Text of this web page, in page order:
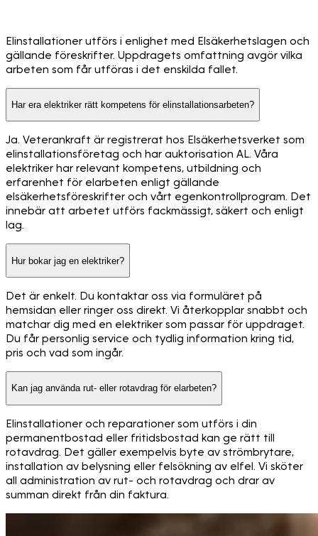
Elinstallationer utförs i enlighet med Elsäkerhetslagen och
gällande föreskrifter. Uppdragets omfattning avgör vilka
arbeten som får utföras i det enskilda fallet.
Har era elektriker rätt kompetens för elinstallationsarbeten?
Ja. Veterankraft är registrerat hos Elsäkerhetsverket som
elinstallationsföretag och har auktorisation AL. Våra
elektriker har relevant kompetens, utbildning och
erfarenhet för elarbeten enligt gällande
elsäkerhetsföreskrifter och vårt egenkontrollprogram. Det
innebär att arbetet utförs fackmässigt, säkert och enligt
lag.
Hur bokar jag en elektriker?
Det är enkelt. Du kontaktar oss via formuläret på
hemsidan eller ringer oss direkt. Vi återkopplar snabbt och
matchar dig med en elektriker som passar för uppdraget.
Du får personlig service och tydlig information kring tid,
pris och vad som ingår.
Kan jag använda rut- eller rotavdrag för elarbeten?
Elinstallationer och reparationer som utförs i din
permanentbostad eller fritidsbostad kan ge rätt till
rotavdrag. Det gäller exempelvis byte av strömbrytare,
installation av belysning eller felsökning av elfel. Vi sköter
all administration av rut- och rotavdrag och drar av
summan direkt från din faktura.